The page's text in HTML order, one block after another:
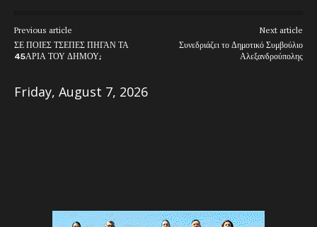
Previous article
ΣΕ ΠΟΙΕΣ ΤΣΕΠΕΣ ΠΗΓΑΝ ΤΑ
45ΑΡΙΑ ΤΟΥ ΔΗΜΟΥ;
Next article
Συνεδριάζει το Δημοτικό Συμβούλιο
Αλεξανδρούπολης
Friday, August 7, 2026